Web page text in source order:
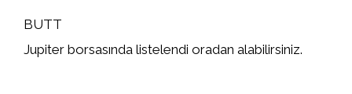
BUTT
Jupiter borsasında listelendi oradan alabilirsiniz.